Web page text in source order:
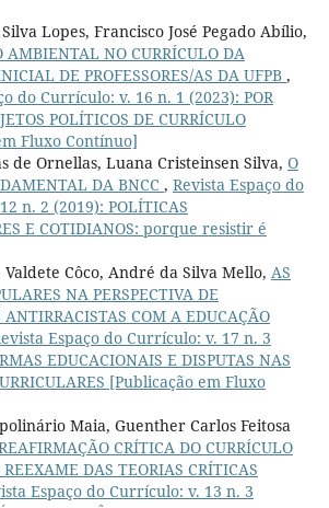
Lopes, Francisco José Pegado Abílio,
AMBIENTAL NO CURRÍCULO DA
DE PROFESSORES/AS DA UFPB ,
do Currículo: v. 16 n. 1 (2023): POR
POLÍTICOS DE CURRÍCULO
Fluxo Contínuo]
de Ornellas, Luana Cristeinsen Silva, O
DA BNCC , Revista Espaço do
n. 2 (2019): POLÍTICAS
E COTIDIANOS: porque resistir é
Côco, André da Silva Mello, AS
NA PERSPECTIVA DE
ANTIRRACISTAS COM A EDUCAÇÃO
Espaço do Currículo: v. 17 n. 3
EDUCACIONAIS E DISPUTAS NAS
[Publicação em Fluxo
Maia, Guenther Carlos Feitosa
CRÍTICA DO CURRÍCULO
DAS TEORIAS CRÍTICAS
Espaço do Currículo: v. 13 n. 3